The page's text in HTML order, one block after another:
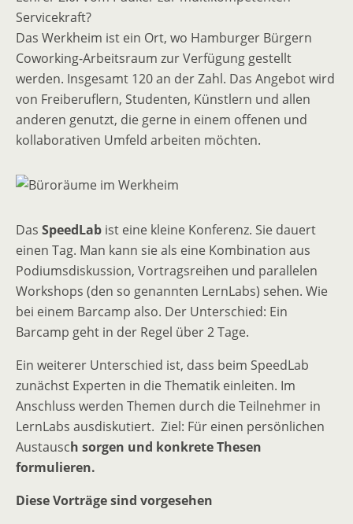
Servicekraft?
Das Werkheim ist ein Ort, wo Hamburger Bürgern
Coworking-Arbeitsraum zur Verfügung gestellt
werden. Insgesamt 120 an der Zahl. Das Angebot wird
von Freiberuflern, Studenten, Künstlern und allen
anderen genutzt, die gerne in einem offenen und
kollaborativen Umfeld arbeiten möchten.
Das SpeedLab ist eine kleine Konferenz. Sie dauert
einen Tag. Man kann sie als eine Kombination aus
Podiumsdiskussion, Vortragsreihen und parallelen
Workshops (den so genannten LernLabs) sehen. Wie
bei einem Barcamp also. Der Unterschied: Ein
Barcamp geht in der Regel über 2 Tage.
Ein weiterer Unterschied ist, dass beim SpeedLab
zunächst Experten in die Thematik einleiten. Im
Anschluss werden Themen durch die Teilnehmer in
LernLabs ausdiskutiert. Ziel: Für einen persönlichen
Austausch sorgen und konkrete Thesen
formulieren.
Diese Vorträge sind vorgesehen